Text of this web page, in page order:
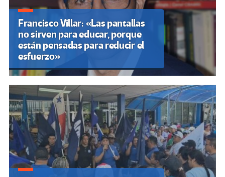
Francisco Villar: «Las pantallas
no sirven para educar, porque
están pensadas para reducir el
esfuerzo»